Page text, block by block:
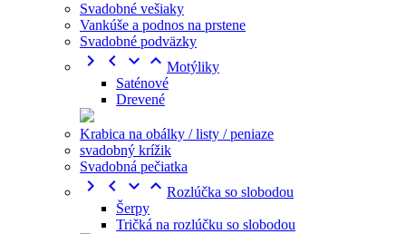
Svadobné vešiaky
Vankúše a podnos na prstene
Svadobné podväzky
    Motýliky
Saténové
Drevené
Krabica na obálky / listy / peniaze
svadobný krížik
Svadobná pečiatka
    Rozlúčka so slobodou
Šerpy
Tričká na rozlúčku so slobodou